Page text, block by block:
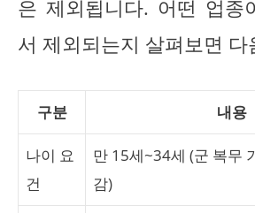
은 제외됩니다. 어떤 업종
서 제외되는지 살펴보면
구분 내용
나이 요
건
만 15세~34세 (군 복무
감)